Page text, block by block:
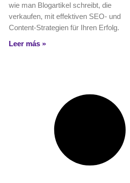
wie man Blogartikel schreibt, die
verkaufen, mit effektiven SEO- und
Content-Strategien für Ihren Erfolg.
Leer más »